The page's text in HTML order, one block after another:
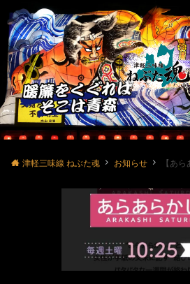
津軽三味線 ねぶた魂 お知らせ 【あ